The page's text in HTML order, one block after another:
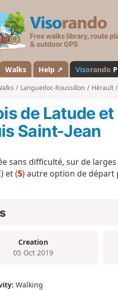
Walks Help ↗ Visorando
Languedoc-Roussillon Hérault
de Latude
Saint-Jean
sans difficulté, sur de
) et (5) autre option de départ
Creation
05 Oct 2019
Walking